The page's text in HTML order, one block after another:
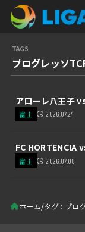
プログレッソ
アローレ八王子
富士 2026.07.24
FC HORTENCIA
富士 2026.07.08
ホーム タグ : プロ